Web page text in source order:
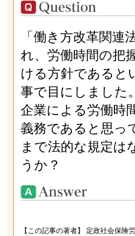
「働き方改革関連
れ、労働時間の把
ける方針であると
事で目にしました。
企業による労働時
義務であると思っ
まで法的な規定は
うか？
【この記事の著者】 定政社会保